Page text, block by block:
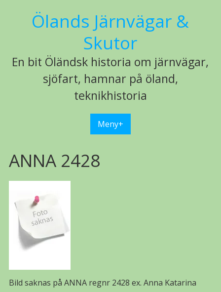
Ölands Järnvägar &
Skutor
En bit Öländsk historia om järnvägar,
sjöfart, hamnar på öland,
teknikhistoria
Meny+
ANNA 2428
Bild saknas på ANNA regnr 2428 ex. Anna Katarina